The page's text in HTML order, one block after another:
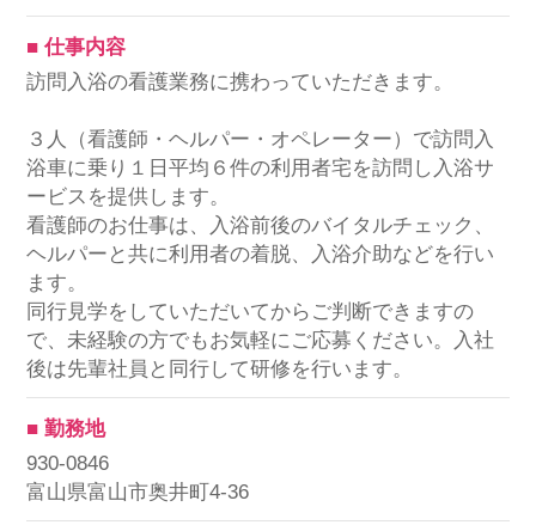
■ 仕事内容
訪問入浴の看護業務に携わっていただきます。
３人（看護師・ヘルパー・オペレーター）で訪問入
浴車に乗り１日平均６件の利用者宅を訪問し入浴サ
ービスを提供します。
看護師のお仕事は、入浴前後のバイタルチェック、
ヘルパーと共に利用者の着脱、入浴介助などを行い
ます。
同行見学をしていただいてからご判断できますの
で、未経験の方でもお気軽にご応募ください。入社
後は先輩社員と同行して研修を行います。
■ 勤務地
930-0846
富山県富山市奥井町4-36